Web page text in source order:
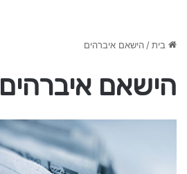
בית/הישאם איברהים
הישאם איברהים